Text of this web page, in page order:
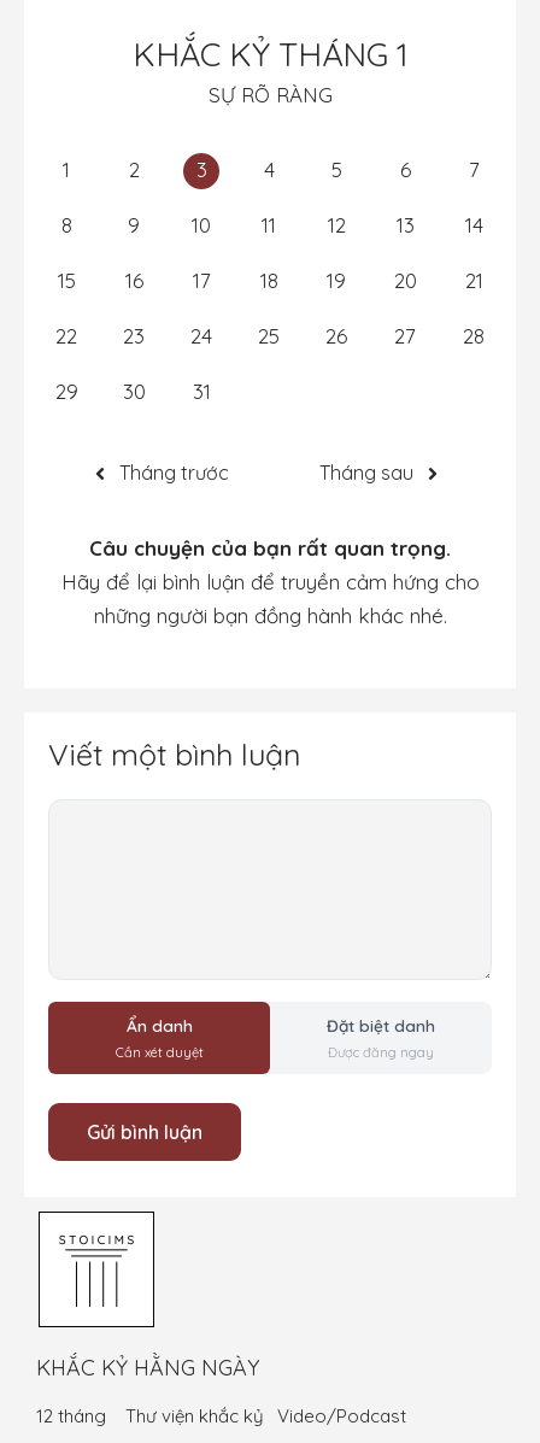
KHẮC KỶ THÁNG 1
SỰ RÕ RÀNG
1 2 3 4 5 6 7
8 9 10 11 12 13 14
15 16 17 18 19 20 21
22 23 24 25 26 27 28
29 30 31
Tháng trước Tháng sau
Câu chuyện của bạn rất quan trọng.
Hãy để lại bình luận để truyền cảm hứng cho
những người bạn đồng hành khác nhé.
Viết một bình luận
Bình
Ẩn danh
Cần xét duyệt
Đặt biệt danh
Được đăng ngay
KHẮC KỶ HẰNG NGÀY
12 tháng Thư viện khắc kỷ Video/Podcast